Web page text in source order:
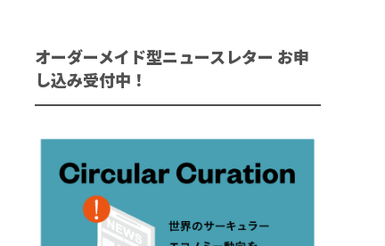
オーダーメイド型ニュースレター お申
し込み受付中！